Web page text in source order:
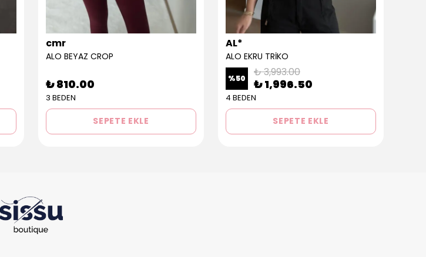
cmr
ALO BEYAZ CROP
₺ 810.00
3 BEDEN
SEPETE EKLE
AL*
ALO EKRU TRİKO
%50 ₺ 3,993.00
₺ 1,996.50
4 BEDEN
SEPETE EKLE